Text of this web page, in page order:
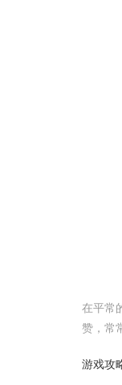
在平常
赞，常
游戏攻